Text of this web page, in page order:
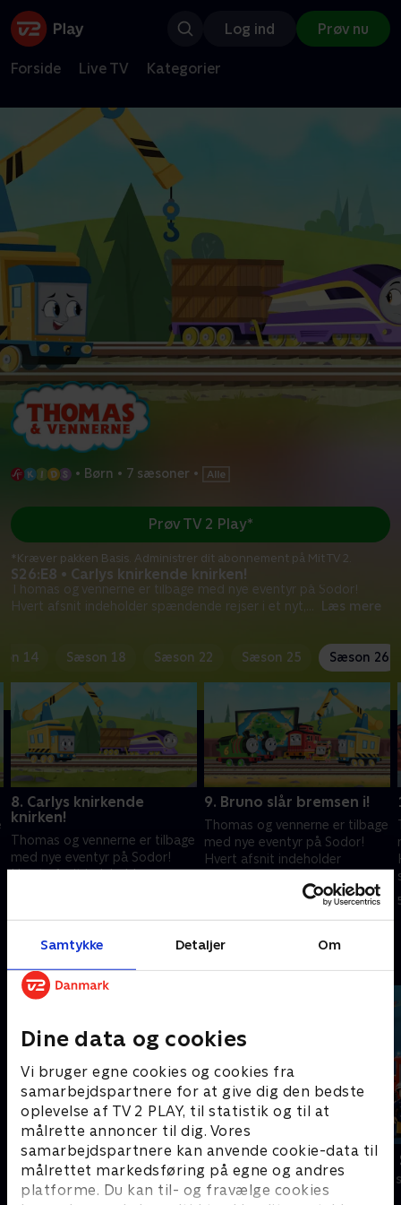
Samtykke Detaljer Om
Dine data og cookies
Vi bruger egne cookies og cookies fra
samarbejdspartnere for at give dig den bedste
oplevelse af TV 2 PLAY, til statistik og til at
målrette annoncer til dig. Vores
samarbejdspartnere kan anvende cookie-data til
målrettet markedsføring på egne og andres
platforme. Du kan til- og fravælge cookies
Log ind Prøv nu
Forside Live TV Kategorier
• Børn • 7 sæsoner •
S26:E8 • Carlys knirkende knirken!
Thomas og vennerne er tilbage med nye eventyr på Sodor!
Hvert afsnit indeholder spændende rejser i et nyt,
Læs mere
Prøv TV 2 Play*
*Kræver pakken Basis. Administrer dit abonnement på Mit TV 2.
14 Sæson 18 Sæson 22 Sæson 25 Sæson 26
8. Carlys knirkende
knirken!
Thomas og vennerne er tilbage
med nye eventyr på Sodor!
Hvert afsnit indeholder
engagerer børnene.
9. Bruno slår bremsen i!
Thomas og vennerne er tilbage
med nye eventyr på Sodor!
Hvert afsnit indeholder
interaktivt format, der
5. februar 2025 • 10 min
Gurli Gris
Børneserier • 4 sæsoner
Brandmand
Børneserier • 1